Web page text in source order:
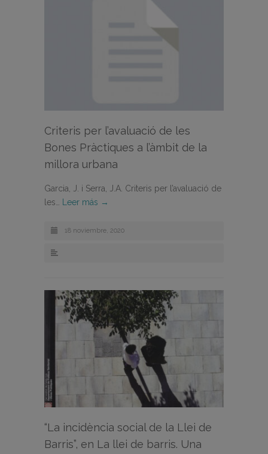
Criteris per l’avaluació de les
Bones Pràctiques a l’àmbit de la
millora urbana
Garcia, J. i Serra, J.A. Criteris per l’avaluació de
les… Leer más →
18 noviembre, 2020
“La incidència social de la Llei de
Barris”, en La llei de barris. Una